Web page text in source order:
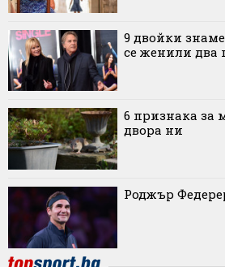
9 двойки
се женили два
6 признака за
двора ни
Роджър